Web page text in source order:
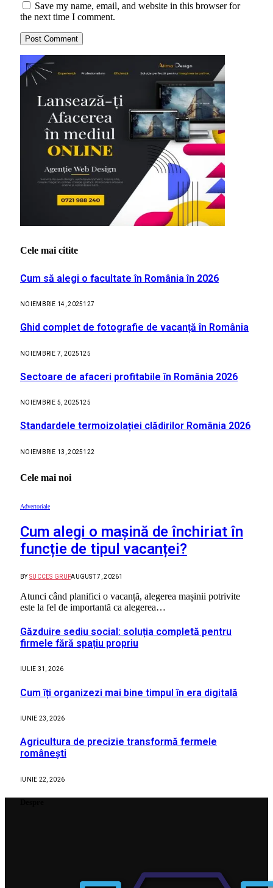
Save my name, email, and website in this browser for
the next time I comment.
Cele mai citite
Cum să alegi o facultate în România în 2026
NOIEMBRIE 14, 2025127
Ghid complet de fotografie de vacanță în România
NOIEMBRIE 7, 2025125
Sectoare de afaceri profitabile în România 2026
NOIEMBRIE 5, 2025125
Standardele termoizolației clădirilor România 2026
NOIEMBRIE 13, 2025122
Cele mai noi
Advertoriale
Cum alegi o mașină de închiriat în
funcție de tipul vacanței?
BY SUCCES GRUPAUGUST 7, 20261
Atunci când planifici o vacanță, alegerea mașinii potrivite
este la fel de importantă ca alegerea…
Găzduire sediu social: soluția completă pentru
firmele fără spațiu propriu
IULIE 31, 2026
Cum îți organizezi mai bine timpul în era digitală
IUNIE 23, 2026
Agricultura de precizie transformă fermele
românești
IUNIE 22, 2026